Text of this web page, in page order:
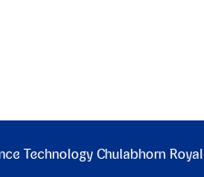
Technology Chulabhorn